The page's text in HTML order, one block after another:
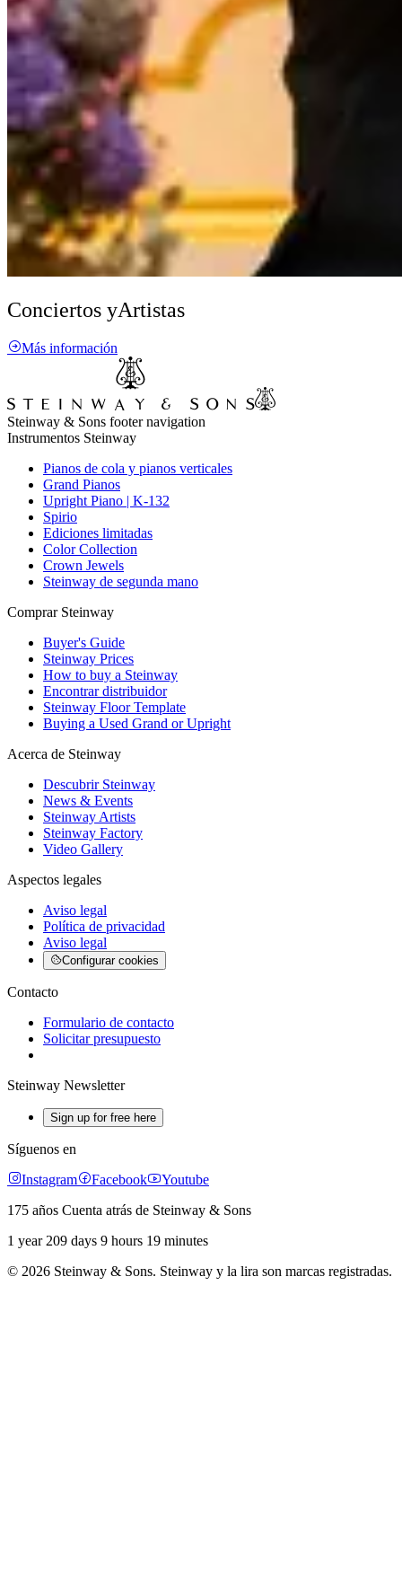
Conciertos yArtistas
Más información
Steinway & Sons footer navigation
Instrumentos Steinway
Pianos de cola y pianos verticales
Grand Pianos
Upright Piano | K-132
Spirio
Ediciones limitadas
Color Collection
Crown Jewels
Steinway de segunda mano
Comprar Steinway
Buyer's Guide
Steinway Prices
How to buy a Steinway
Encontrar distribuidor
Steinway Floor Template
Buying a Used Grand or Upright
Acerca de Steinway
Descubrir Steinway
News & Events
Steinway Artists
Steinway Factory
Video Gallery
Aspectos legales
Aviso legal
Política de privacidad
Aviso legal
Configurar cookies
Contacto
Formulario de contacto
Solicitar presupuesto
Steinway Newsletter
Sign up for free here
Síguenos en
Instagram
Facebook
Youtube
175 años Cuenta atrás de Steinway & Sons
1 year 209 days 9 hours 19 minutes
© 2026 Steinway & Sons. Steinway y la lira son marcas registradas.